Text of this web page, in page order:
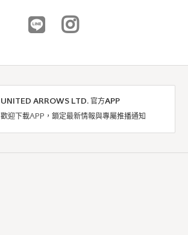
UNITED ARROWS LTD. 官方APP
歡迎下載APP，鎖定最新情報與專屬推播通知